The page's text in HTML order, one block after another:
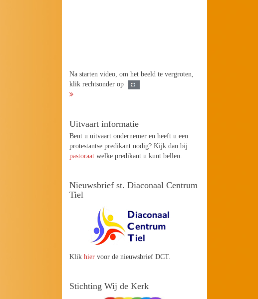
Na starten video, om het beeld te vergroten,
klik rechtsonder op
Uitvaart informatie
Bent u uitvaart ondernemer en heeft u een
protestantse predikant nodig? Kijk dan bij
pastoraat welke predikant u kunt bellen.
Nieuwsbrief st. Diaconaal Centrum
Tiel
Klikhier voor de nieuwsbrief DCT.
Stichting Wij de Kerk